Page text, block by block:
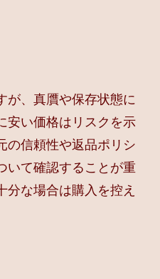
が、真贋や保存状態に
安い価格はリスクを示
の信頼性や返品ポリシ
いて確認することが重
分な場合は購入を控え